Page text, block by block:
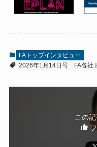
FAトップインタビュー
2026年1月14日号
FA各社
この